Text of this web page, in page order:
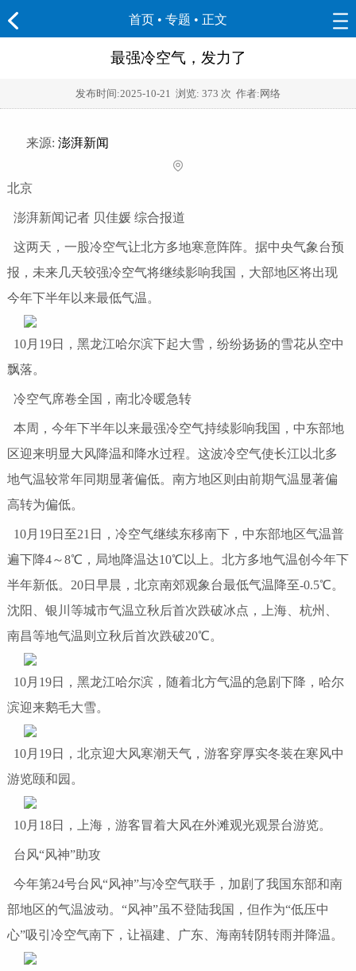
首页 • 专题 • 正文
最强冷空气，发力了
发布时间:2025-10-21 浏览: 373 次 作者:网络
来源: 澎湃新闻
北京
澎湃新闻记者 贝佳媛 综合报道
这两天，一股冷空气让北方多地寒意阵阵。据中央气象台预
报，未来几天较强冷空气将继续影响我国，大部地区将出现
今年下半年以来最低气温。
10月19日，黑龙江哈尔滨下起大雪，纷纷扬扬的雪花从空中
飘落。
冷空气席卷全国，南北冷暖急转
本周，今年下半年以来最强冷空气持续影响我国，中东部地
区迎来明显大风降温和降水过程。这波冷空气使长江以北多
地气温较常年同期显著偏低。南方地区则由前期气温显著偏
高转为偏低。
10月19日至21日，冷空气继续东移南下，中东部地区气温普
遍下降4～8℃，局地降温达10℃以上。北方多地气温创今年下
半年新低。20日早晨，北京南郊观象台最低气温降至-0.5℃。
沈阳、银川等城市气温立秋后首次跌破冰点，上海、杭州、
南昌等地气温则立秋后首次跌破20℃。
10月19日，黑龙江哈尔滨，随着北方气温的急剧下降，哈尔
滨迎来鹅毛大雪。
10月19日，北京迎大风寒潮天气，游客穿厚实冬装在寒风中
游览颐和园。
10月18日，上海，游客冒着大风在外滩观光观景台游览。
台风“风神”助攻
今年第24号台风“风神”与冷空气联手，加剧了我国东部和南
部地区的气温波动。“风神”虽不登陆我国，但作为“低压中
心”吸引冷空气南下，让福建、广东、海南转阴转雨并降温。